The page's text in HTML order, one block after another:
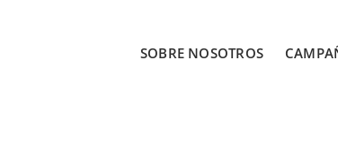
SOBRE NOSOTROS